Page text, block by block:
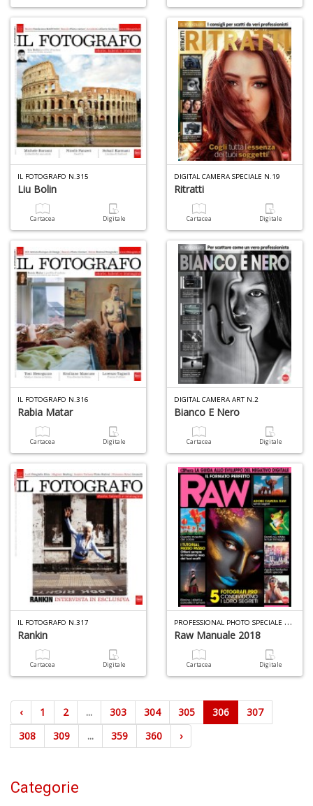
IL FOTOGRAFO N.315
Liu Bolin
Cartacea Digitale
DIGITAL CAMERA SPECIALE N.19
Ritratti
Cartacea Digitale
IL FOTOGRAFO N.316
Rabia Matar
Cartacea Digitale
DIGITAL CAMERA ART N.2
Bianco E Nero
Cartacea Digitale
IL FOTOGRAFO N.317
Rankin
Cartacea Digitale
P
ROFESSIONAL PHOTO SPECIALE N.12
Raw Manuale 2018
Cartacea Digitale
‹ 1 2 ... 303 304 305 306
307
308
309 ... 359 360 ›
Categorie